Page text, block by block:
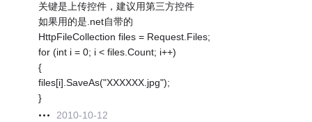
关键是上传控件，建议用第三方控件
如果用的是.net自带的
HttpFileCollection files = Request.Files;
for (int i = 0; i < files.Count; i++)
{
files[i].SaveAs("XXXXXX.jpg");
}
2010-10-12